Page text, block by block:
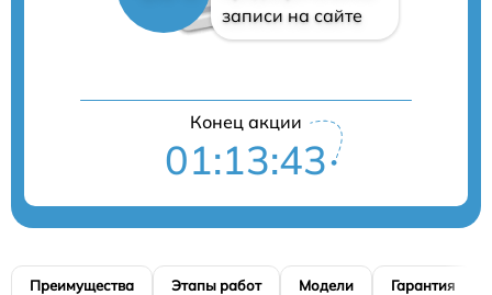
записи на сайте
Конец акции
01:13:42
Преимущества Этапы работ Модели Гарантия